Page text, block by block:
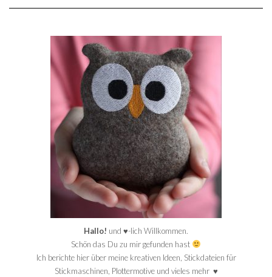
Hallo! und ♥-lich Willkommen.
Schön das Du zu mir gefunden hast
Ich berichte hier über meine kreativen Ideen, Stickdateien für
Stickmaschinen, Plottermotive und vieles mehr ♥